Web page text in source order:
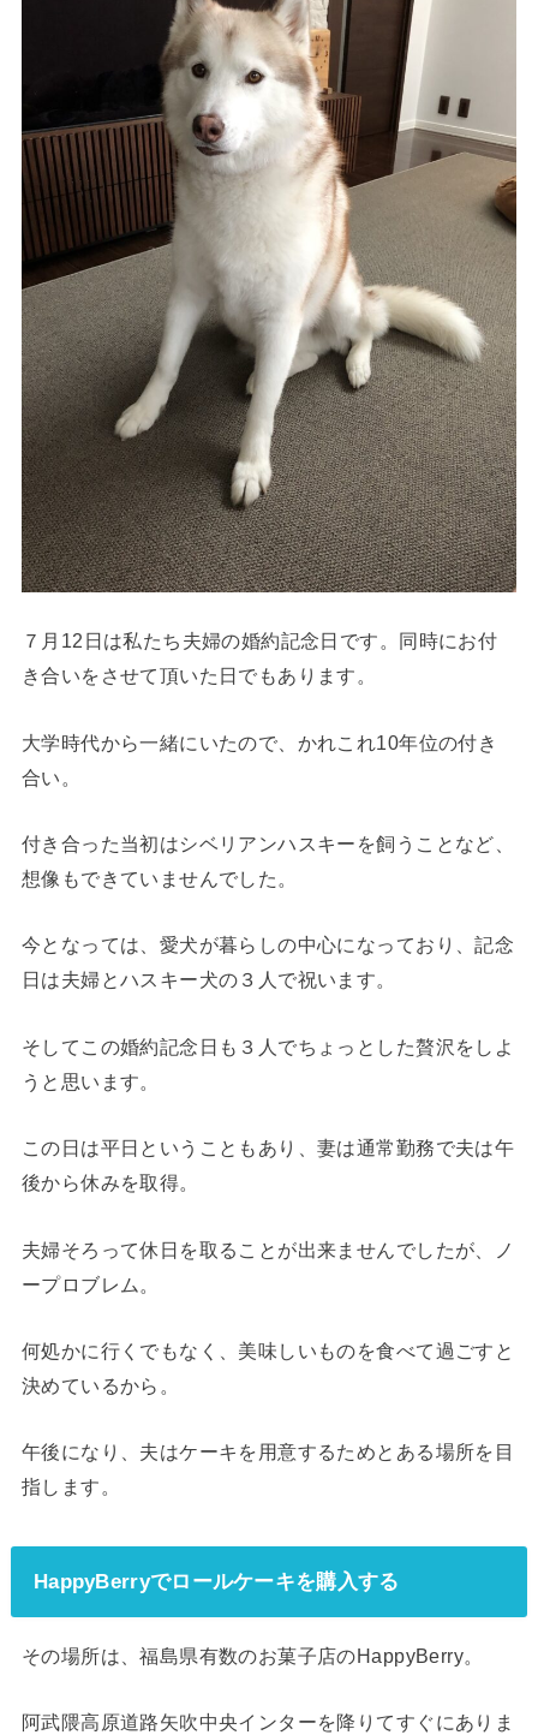
７月12日は私たち夫婦の婚約記念日です。同時にお付
き合いをさせて頂いた日でもあります。
大学時代から一緒にいたので、かれこれ10年位の付き
合い。
付き合った当初はシベリアンハスキーを飼うことなど、
想像もできていませんでした。
今となっては、愛犬が暮らしの中心になっており、記念
日は夫婦とハスキー犬の３人で祝います。
そしてこの婚約記念日も３人でちょっとした贅沢をしよ
うと思います。
この日は平日ということもあり、妻は通常勤務で夫は午
後から休みを取得。
夫婦そろって休日を取ることが出来ませんでしたが、ノ
ープロブレム。
何処かに行くでもなく、美味しいものを食べて過ごすと
決めているから。
午後になり、夫はケーキを用意するためとある場所を目
指します。
HappyBerryでロールケーキを購入する
その場所は、福島県有数のお菓子店のHappyBerry。
阿武隈高原道路矢吹中央インターを降りてすぐにありま